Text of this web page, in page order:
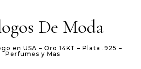
De Moda
en USA – Oro 14KT – Plata .925 –
Perfumes y Mas